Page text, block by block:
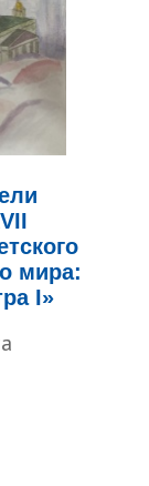
мира:
I»